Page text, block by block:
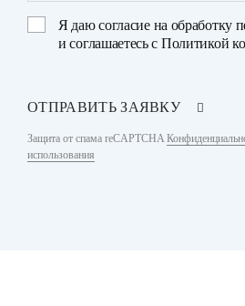
Я даюсогласие на обработку
и соглашаетесь с Политикой
ОТПРАВИТЬ ЗАЯВКУ
Защита от спама reCAPTCHA
использования